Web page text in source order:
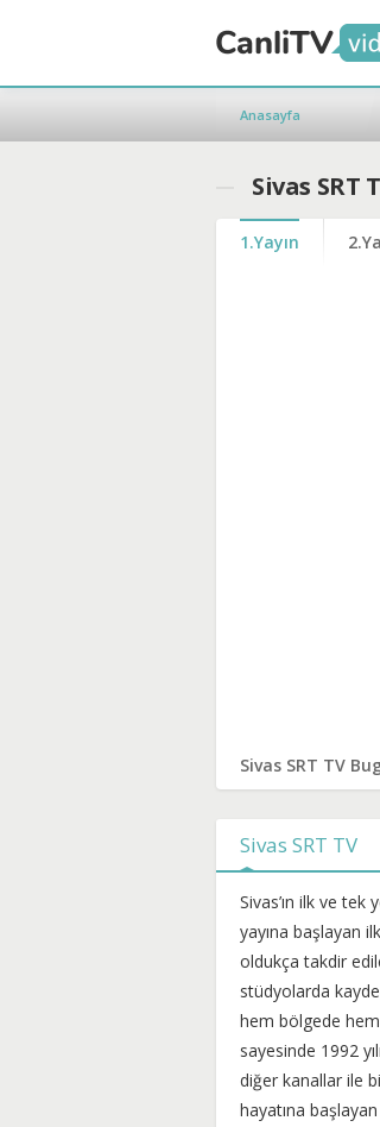
Anasayfa
Sivas SRT
1.Yayın
Sivas SRT TV
Sivas SRT TV
Sivas’ın ilk ve tek
yayına başlayan
oldukça takdir
stüdyolarda
hem bölgede
sayesinde 1992
diğer kanallar ile
hayatına